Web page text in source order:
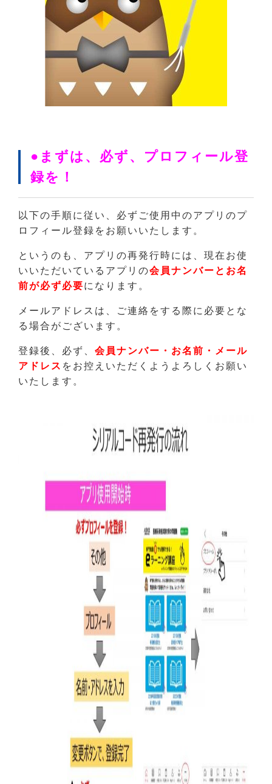
●まずは、必ず、プロフィール登
録を！
以下の手順に従い、必ずご使用中のアプリのプ
ロフィール登録をお願いいたします。
というのも、アプリの再発行時には、現在お使
いいただいているアプリの会員ナンバーとお名
前が必ず必要になります。
メールアドレスは、ご連絡をする際に必要とな
る場合がございます。
登録後、必ず、 会員ナンバー・お名前・メール
アドレス をお控えいただくようよろしくお願い
いたします。